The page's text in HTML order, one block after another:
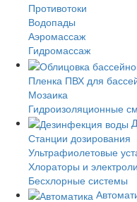
Противотоки
Водопады
Аэромассаж
Гидромассаж
Пленка ПВХ для
Мозаика
Гидроизоляционные
Станции дозирования
Ультрафиолетовые
Хлораторы и
Бесхлорные системы